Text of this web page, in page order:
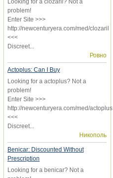
Looking for a clozaril? Not a
problem!
Enter Site >>>
http://newcenturyera.com/med/clozaril
<<<
Discreet...
Ровно
Actoplus: Can I Buy
Looking for a actoplus? Not a
problem!
Enter Site >>>
http://newcenturyera.com/med/actoplus
<<<
Discreet...
Никополь
Benicar: Discounted Without
Prescription
Looking for a benicar? Not a